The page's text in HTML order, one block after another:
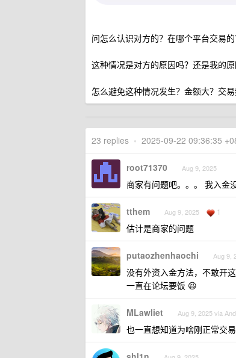
问怎么认识对方的？在哪个平台交易的
这种情况是对方的原因吗？还是我的
怎么避免这种情况发生？金额大？交易
23 replies • 2025-09-22 09:36:35
root71370 Aug 9, 2025
商家有问题吧。。。 我入金
tthem Aug 9, 2025 1
估计是商家的问题
putaozhenhaochi Aug 9,
没有外资入金方法，不敢开这
一直在论坛要饭 😆
MLawliet Aug 9, 2025 via
也一直想知道为啥刚正常交